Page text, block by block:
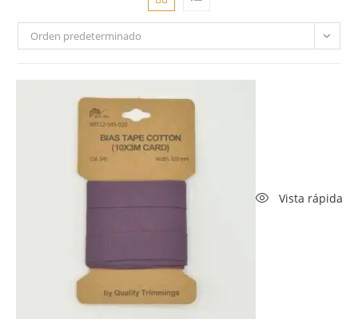
Orden predeterminado
Vista rápida